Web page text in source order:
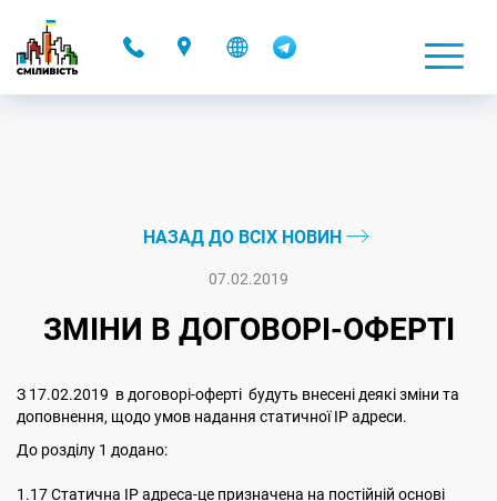
НАЗАД ДО ВСІХ НОВИН
07.02.2019
ЗМІНИ В ДОГОВОРІ-ОФЕРТІ
З 17.02.2019 в договорі-оферті будуть внесені деякі зміни та
доповнення, щодо умов надання статичної IP адреси.
До розділу 1 додано:
1.17 Статична ІР адреса-це призначена на постійній основі